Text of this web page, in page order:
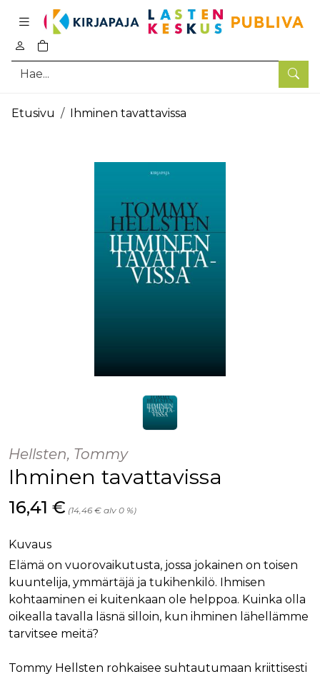
Hae
0
tuotetta ostoskorissa
Pääsisältö
Etusivu Ihminen tavattavissa
Hellsten, Tommy
Ihminen tavattavissa
Hinta nyt
16,41 € (14,46 € alv 0 %)
Kuvaus
Elämä on vuorovaikutusta, jossa jokainen on toisen
kuuntelija, ymmärtäjä ja tukihenkilö. Ihmisen
kohtaaminen ei kuitenkaan ole helppoa. Kuinka olla
oikealla tavalla läsnä silloin, kun ihminen lähellämme
tarvitsee meitä?
Tommy Hellsten rohkaisee suhtautumaan kriittisesti